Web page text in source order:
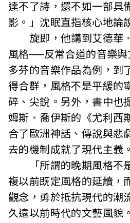
達不了詩，還不如一部具
影。」沈眠直指核心地論
旋即，他講到艾德華 ・
風格──反常合道的音樂與
多芬的音樂作品為例，到
得合群，風格不是平緩的
碎、尖銳。另外，書中也
姆斯 ・ 喬伊斯的《尤利西
合了歐洲神話、傳說與悲
去的機制成就了現代主義。
「所謂的晚期風格不
複以前既定風格的延續，
觀念，勇於抵抗現代的潮
久遠以前時代的文藝風貌